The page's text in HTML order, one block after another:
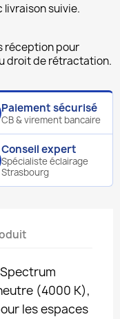
livraison suivie.
réception pour
droit de rétractation.
Paiement sécurisé
CB & virement bancaire
Conseil expert
Spécialiste éclairage
Strasbourg
(4000 K),
les espaces